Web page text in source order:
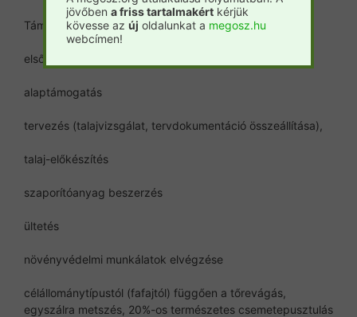
Támogatási célterületek:
első kivitel
alaptámogatás
tervezés (talajvizsgálat, tervdokumentáció összeállítása),
talaj-előkészítés
szaporítóanyag beszerzés
ültetés
növényvédelmi munkálatok elvégzése
célállománytípustól (fafajtól) függően a tőrevágás,
egyszálra metszés, 20%-os természetes csemetepusztulás
jövőben a friss tartalmakért kérjük
kövesse az új oldalunkat a megosz.hu
webcímen!